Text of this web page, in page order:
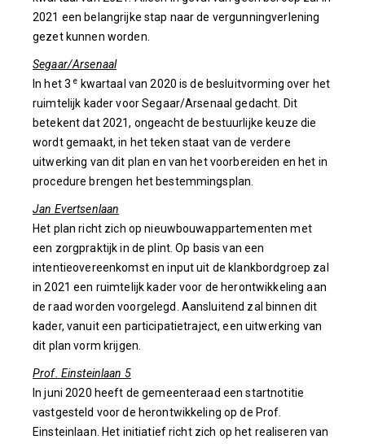
2021 een belangrijke stap naar de vergunningverlening
gezet kunnen worden.
Segaar/Arsenaal
In het 3 e kwartaal van 2020 is de besluitvorming over het
ruimtelijk kader voor Segaar/Arsenaal gedacht. Dit
betekent dat 2021, ongeacht de bestuurlijke keuze die
wordt gemaakt, in het teken staat van de verdere
uitwerking van dit plan en van het voorbereiden en het in
procedure brengen het bestemmingsplan.
Jan Evertsenlaan
Het plan richt zich op nieuwbouwappartementen met
een zorgpraktijk in de plint. Op basis van een
intentieovereenkomst en input uit de klankbordgroep zal
in 2021 een ruimtelijk kader voor de herontwikkeling aan
de raad worden voorgelegd. Aansluitend zal binnen dit
kader, vanuit een participatietraject, een uitwerking van
dit plan vorm krijgen.
Prof. Einsteinlaan 5
In juni 2020 heeft de gemeenteraad een startnotitie
vastgesteld voor de herontwikkeling op de Prof.
Einsteinlaan. Het initiatief richt zich op het realiseren van